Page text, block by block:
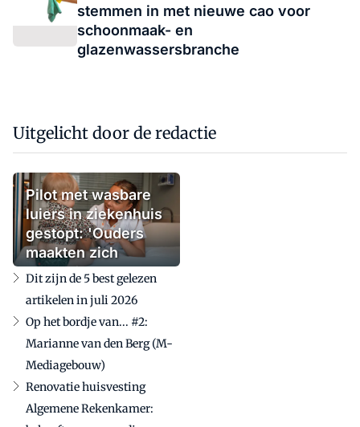
stemmen in met nieuwe cao voor
schoonmaak- en
glazenwassersbranche
Uitgelicht door de redactie
Pilot met wasbare
luiers in ziekenhuis
gestopt: 'Ouders
maakten zich
zorgen'
Dit zijn de 5 best gelezen
artikelen in juli 2026
Op het bordje van... #2:
Marianne van den Berg (M-
Mediagebouw)
Renovatie huisvesting
Algemene Rekenkamer: